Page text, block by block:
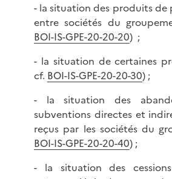
- la situation des produits de
entre sociétés du
BOI-IS-GPE-20-20-20) ;
- la situation de certaines
cf. BOI-IS-GPE-20-20-30) ;
- la situation des
subventions directes et
reçus par les sociétés du
BOI-IS-GPE-20-20-40) ;
- la situation des